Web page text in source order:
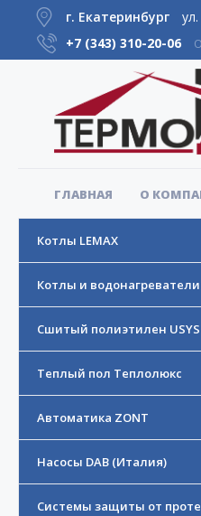
г. Екатеринбург
+7 (343) 310-20-06
ГЛАВНАЯ О
Котлы LEMAX
Котлы и
Сшитый полиэтилен
Теплый пол Теплолюкс
Автоматика ZONT
Насосы DAB (Италия)
Системы защиты от